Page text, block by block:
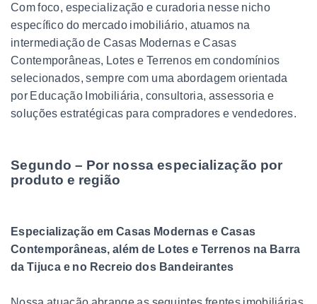
Com foco, especialização e curadoria nesse nicho
específico do mercado imobiliário, atuamos na
intermediação de Casas Modernas e Casas
Contemporâneas, Lotes e Terrenos em condomínios
selecionados, sempre com uma abordagem orientada
por Educação Imobiliária, consultoria, assessoria e
soluções estratégicas para compradores e vendedores.
Segundo – Por nossa especialização por
produto e região
Especialização em Casas Modernas e Casas
Contemporâneas, além de Lotes e Terrenos na Barra
da Tijuca e no Recreio dos Bandeirantes